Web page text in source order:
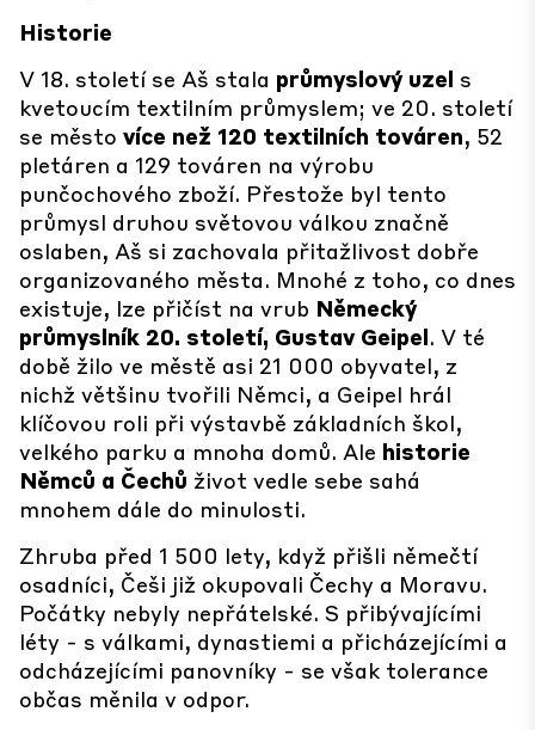
Historie
V 18. století se Aš stala průmyslový uzel s
kvetoucím textilním průmyslem; ve 20. století
se město více než 120 textilních továren, 52
pletáren a 129 továren na výrobu
punčochového zboží. Přestože byl tento
průmysl druhou světovou válkou značně
oslaben, Aš si zachovala přitažlivost dobře
organizovaného města. Mnohé z toho, co dnes
existuje, lze přičíst na vrub Německý
průmyslník 20. století, Gustav Geipel. V té
době žilo ve městě asi 21 000 obyvatel, z
nichž většinu tvořili Němci, a Geipel hrál
klíčovou roli při výstavbě základních škol,
velkého parku a mnoha domů. Ale historie
Němců a Čechů život vedle sebe sahá
mnohem dále do minulosti.
Zhruba před 1 500 lety, když přišli němečtí
osadníci, Češi již okupovali Čechy a Moravu.
Počátky nebyly nepřátelské. S přibývajícími
léty - s válkami, dynastiemi a přicházejícími a
odcházejícími panovníky - se však tolerance
občas měnila v odpor.